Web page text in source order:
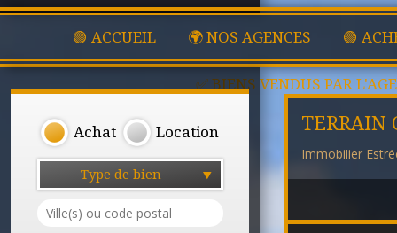
🟢 ACCUEIL 🌍 NOS AGENCES 🟢
✅ BIENS VENDUS PAR
Achat Location
Type de bien
TERRAIN
Immobilier